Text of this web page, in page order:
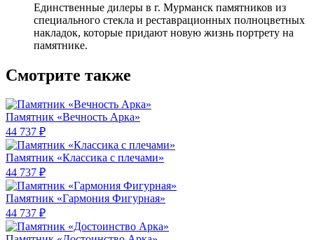
Единственные дилеры в г. Мурманск памятников из
специального стекла и реставрационных полноцветных
накладок, которые придают новую жизнь портрету на
памятнике.
Смотрите также
Памятник «Вечность Арка»
44 737 ₽
Памятник «Классика c плечами»
44 737 ₽
Памятник «Гармония Фигурная»
44 737 ₽